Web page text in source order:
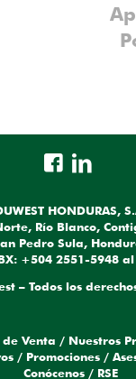
HONDURAS,
Río Blanco,
Pedro Sula,
+504 2551-5948
– Todos los
de Venta / Nuestros
/ Promociones /
Conócenos / RSE